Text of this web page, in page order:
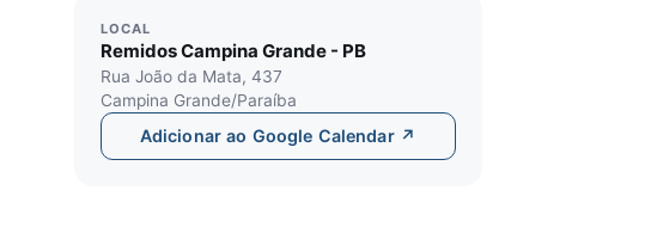
LOCAL
Remidos Campina Grande - PB
Rua João da Mata, 437
Campina Grande/Paraíba
Adicionar ao Google Calendar ↗